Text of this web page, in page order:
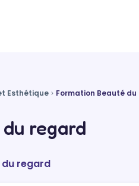
Esthétique Formation Beauté
regard
regard